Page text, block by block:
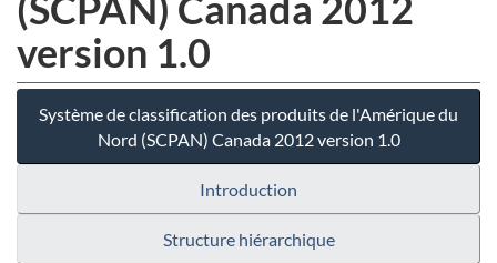
version 1.0
Système de classification des produits de l'Amérique du
Nord (SCPAN) Canada 2012 version 1.0
Introduction
Structure hiérarchique